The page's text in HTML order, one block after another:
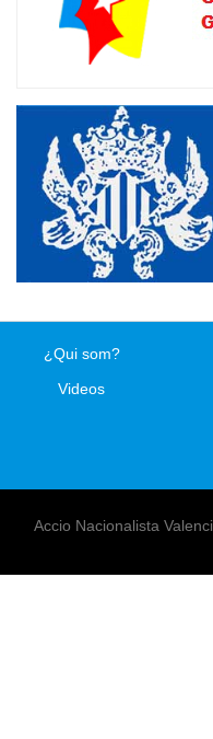
¿Qui som?
Videos
Accio Nacionalista